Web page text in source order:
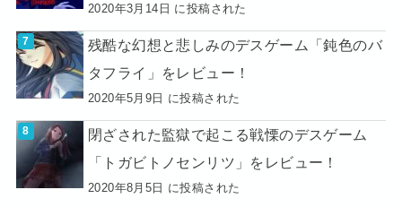
2020年3月14日 に投稿された
残酷な幻想と悲しみのデスゲーム「鈍色のバ
タフライ」をレビュー！
2020年5月9日 に投稿された
閉ざされた監獄で起こる戦慄のデスゲーム
「トガビトノセンリツ」をレビュー！
2020年8月5日 に投稿された